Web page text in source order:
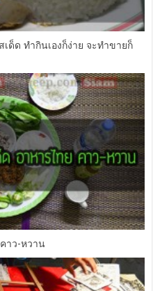
ด็ด ทำกินเองก็ง่าย จะทำขายก็
าว-หวาน